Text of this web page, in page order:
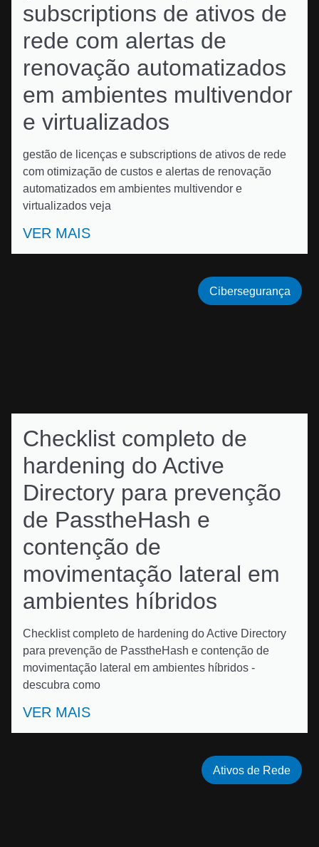
subscriptions de ativos de
rede com alertas de
renovação automatizados
em ambientes multivendor
e virtualizados
gestão de licenças e subscriptions de ativos de rede
com otimização de custos e alertas de renovação
automatizados em ambientes multivendor e
virtualizados veja
VER MAIS
Checklist completo de
hardening do Active
Directory para prevenção
de PasstheHash e
contenção de
movimentação lateral em
ambientes híbridos
Checklist completo de hardening do Active Directory
para prevenção de PasstheHash e contenção de
movimentação lateral em ambientes híbridos -
descubra como
VER MAIS
Cibersegurança
Ativos de Rede